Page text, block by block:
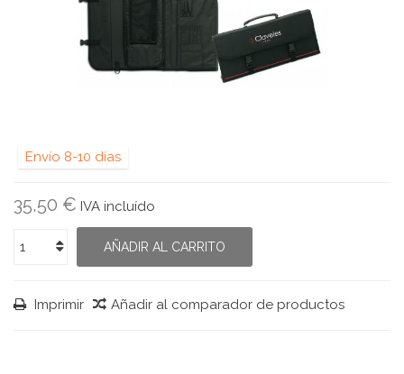
Envío 8-10 días
35,50 € IVA incluído
AÑADIR AL CARRITO
Imprimir Añadir al comparador de productos